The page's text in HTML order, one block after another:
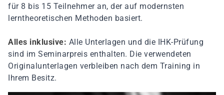
für 8 bis 15 Teilnehmer an, der auf modernsten
lerntheoretischen Methoden basiert.
Alles inklusive: Alle Unterlagen und die IHK-Prüfung
sind im Seminarpreis enthalten. Die verwendeten
Originalunterlagen verbleiben nach dem Training in
Ihrem Besitz.